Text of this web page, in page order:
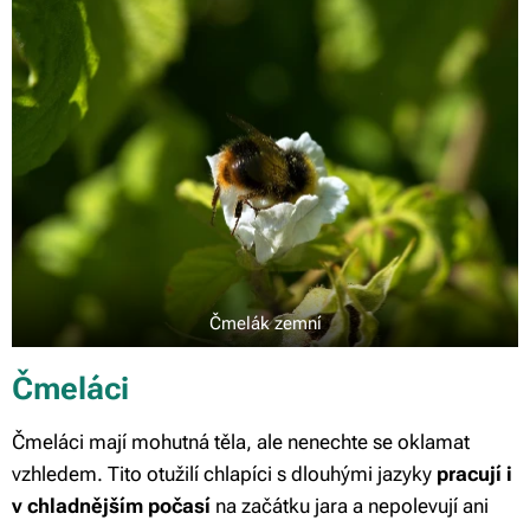
Čmelák zemní
Čmeláci
Čmeláci mají mohutná těla, ale nenechte se oklamat
vzhledem. Tito otužilí chlapíci s dlouhými jazyky pracují i
v chladnějším počasí na začátku jara a nepolevují ani